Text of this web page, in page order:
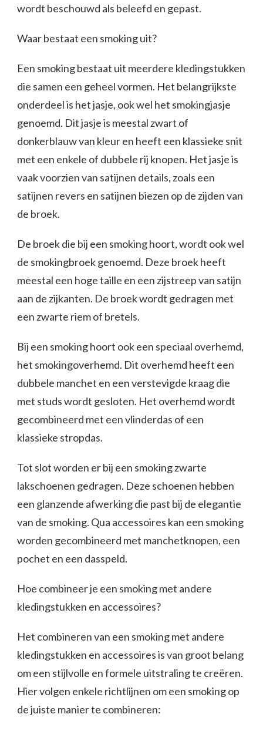
wordt beschouwd als beleefd en gepast.
Waar bestaat een smoking uit?
Een smoking bestaat uit meerdere kledingstukken
die samen een geheel vormen. Het belangrijkste
onderdeel is het jasje, ook wel het smokingjasje
genoemd. Dit jasje is meestal zwart of
donkerblauw van kleur en heeft een klassieke snit
met een enkele of dubbele rij knopen. Het jasje is
vaak voorzien van satijnen details, zoals een
satijnen revers en satijnen biezen op de zijden van
de broek.
De broek die bij een smoking hoort, wordt ook wel
de smokingbroek genoemd. Deze broek heeft
meestal een hoge taille en een zijstreep van satijn
aan de zijkanten. De broek wordt gedragen met
een zwarte riem of bretels.
Bij een smoking hoort ook een speciaal overhemd,
het smokingoverhemd. Dit overhemd heeft een
dubbele manchet en een verstevigde kraag die
met studs wordt gesloten. Het overhemd wordt
gecombineerd met een vlinderdas of een
klassieke stropdas.
Tot slot worden er bij een smoking zwarte
lakschoenen gedragen. Deze schoenen hebben
een glanzende afwerking die past bij de elegantie
van de smoking. Qua accessoires kan een smoking
worden gecombineerd met manchetknopen, een
pochet en een dasspeld.
Hoe combineer je een smoking met andere
kledingstukken en accessoires?
Het combineren van een smoking met andere
kledingstukken en accessoires is van groot belang
om een stijlvolle en formele uitstraling te creëren.
Hier volgen enkele richtlijnen om een smoking op
de juiste manier te combineren: